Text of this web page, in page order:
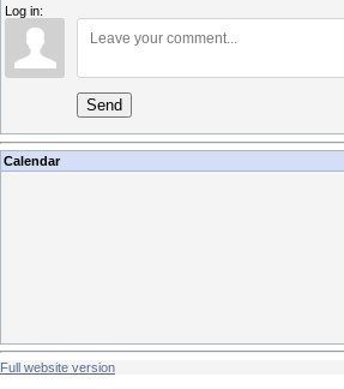
Log in:
Send
Calendar
Full website version